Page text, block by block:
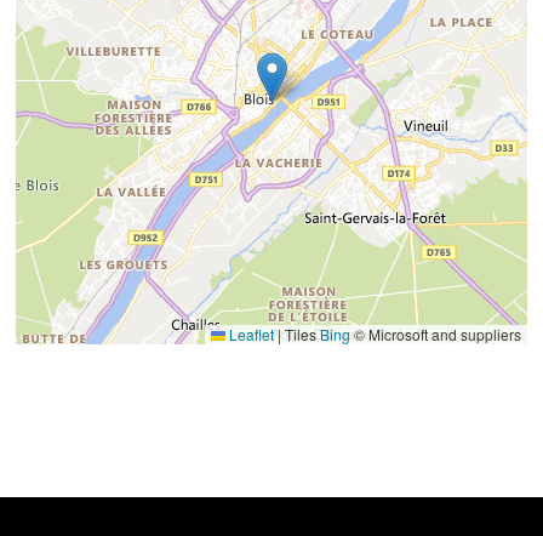
Leaflet|TilesBing© Microsoft and suppliers